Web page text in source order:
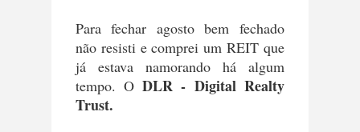
Para fechar agosto bem fechado
não resisti e comprei um REIT que
já estava namorando há algum
tempo. ODLR - Digital Realty
Trust.